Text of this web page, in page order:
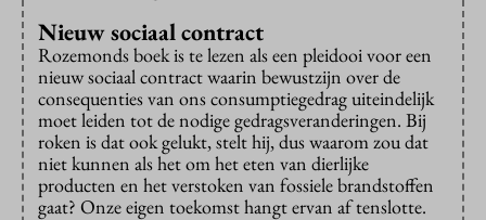
Nieuw sociaal contract
Rozemonds boek is te lezen als een pleidooi voor een
nieuw sociaal contract waarin bewustzijn over de
consequenties van ons consumptiegedrag uiteindelijk
moet leiden tot de nodige gedragsveranderingen. Bij
roken is dat ook gelukt, stelt hij, dus waarom zou dat
niet kunnen als het om het eten van dierlijke
producten en het verstoken van fossiele brandstoffen
gaat? Onze eigen toekomst hangt ervan af tenslotte.